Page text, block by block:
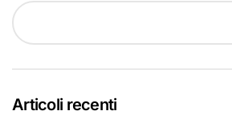
Articoli recenti